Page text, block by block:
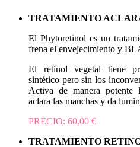
TRATAMIENTO
El Phytoretinol es un
frena el envejecimiento y
El retinol vegetal tiene
sintético pero sin los
Activa de manera potente
aclara las manchas y da
PRECIO: 60,00 €
TRATAMIENTO